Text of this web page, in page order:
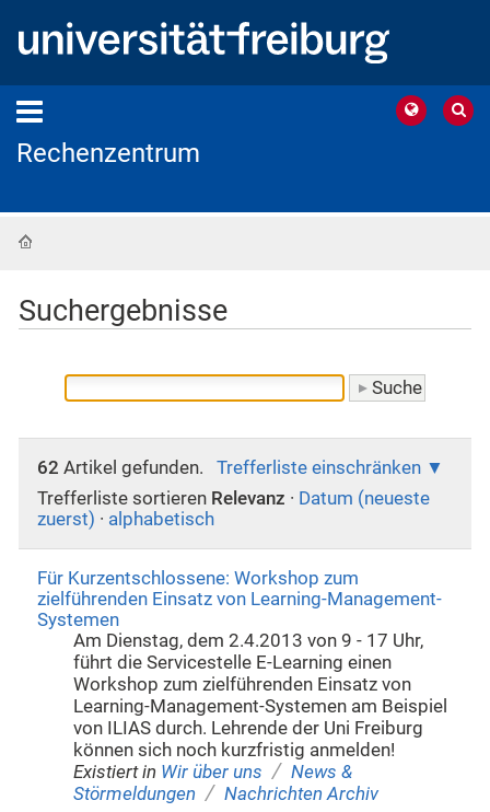
Rechenzentrum
Suchergebnisse
62 Artikel gefunden.
Trefferliste einschränken
Trefferliste sortieren Relevanz · Datum (neueste
zuerst) · alphabetisch
Für Kurzentschlossene: Workshop zum
zielführenden Einsatz von Learning-Management-
Systemen
Am Dienstag, dem 2.4.2013 von 9 - 17 Uhr,
führt die Servicestelle E-Learning einen
Workshop zum zielführenden Einsatz von
Learning-Management-Systemen am Beispiel
von ILIAS durch. Lehrende der Uni Freiburg
können sich noch kurzfristig anmelden!
Existiert in Wir über uns / News &
Störmeldungen / Nachrichten Archiv